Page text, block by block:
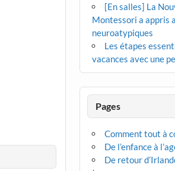
[En salles] La
Montessori a appris
neuroatypiques
Les étapes
vacances avec une
Pages
Comment tout à
De l’enfance à
De retour